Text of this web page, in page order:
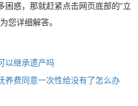
惑，那就赶紧点击网页底部的“立
您详细解答。
以继承遗产吗
养费同意一次性给没有了怎么办